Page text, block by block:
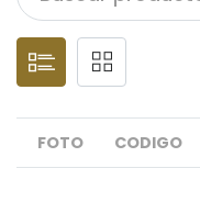
FOTO CODIGO